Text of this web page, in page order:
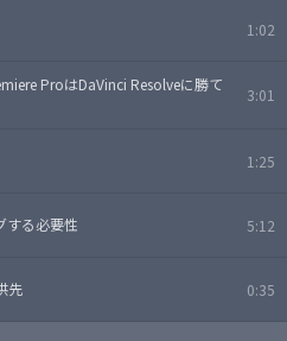
1:02
ProはDaVinci Resolveに勝て
3:01
1:25
する必要性 5:12
先 0:35